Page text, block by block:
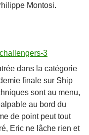
Montosi.
dans la catégorie
finale sur Ship
sont au menu,
au bord du
de point peut tout
Eric ne lâche rien et